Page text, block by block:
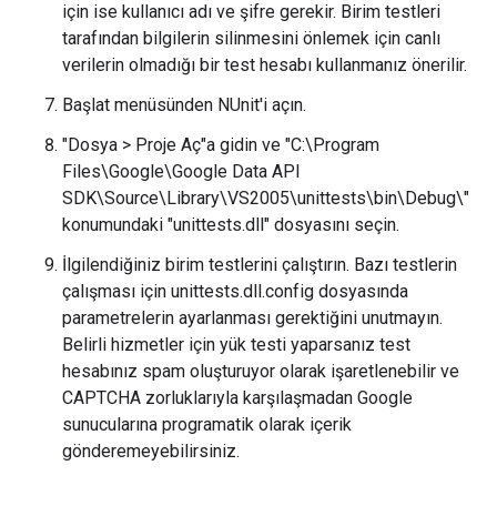
için ise kullanıcı adı ve şifre gerekir. Birim testleri
tarafından bilgilerin silinmesini önlemek için canlı
verilerin olmadığı bir test hesabı kullanmanız önerilir.
Başlat menüsünden NUnit'i açın.
"Dosya > Proje Aç"a gidin ve "C:\Program
Files\Google\Google Data API
SDK\Source\Library\VS2005\unittests\bin\Debug\"
konumundaki "unittests.dll" dosyasını seçin.
İlgilendiğiniz birim testlerini çalıştırın. Bazı testlerin
çalışması için unittests.dll.config dosyasında
parametrelerin ayarlanması gerektiğini unutmayın.
Belirli hizmetler için yük testi yaparsanız test
hesabınız spam oluşturuyor olarak işaretlenebilir ve
CAPTCHA zorluklarıyla karşılaşmadan Google
sunucularına programatik olarak içerik
gönderemeyebilirsiniz.